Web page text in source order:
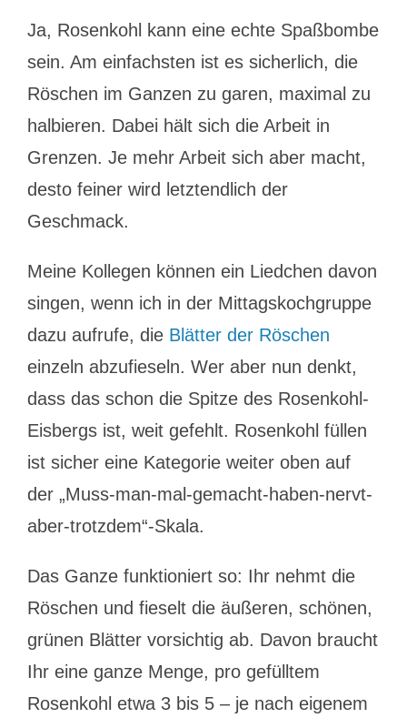
Ja, Rosenkohl kann eine echte Spaßbombe
sein. Am einfachsten ist es sicherlich, die
Röschen im Ganzen zu garen, maximal zu
halbieren. Dabei hält sich die Arbeit in
Grenzen. Je mehr Arbeit sich aber macht,
desto feiner wird letztendlich der
Geschmack.
Meine Kollegen können ein Liedchen davon
singen, wenn ich in der Mittagskochgruppe
dazu aufrufe, die Blätter der Röschen
einzeln abzufieseln. Wer aber nun denkt,
dass das schon die Spitze des Rosenkohl-
Eisbergs ist, weit gefehlt. Rosenkohl füllen
ist sicher eine Kategorie weiter oben auf
der „Muss-man-mal-gemacht-haben-nervt-
aber-trotzdem“-Skala.
Das Ganze funktioniert so: Ihr nehmt die
Röschen und fieselt die äußeren, schönen,
grünen Blätter vorsichtig ab. Davon braucht
Ihr eine ganze Menge, pro gefülltem
Rosenkohl etwa 3 bis 5 – je nach eigenem